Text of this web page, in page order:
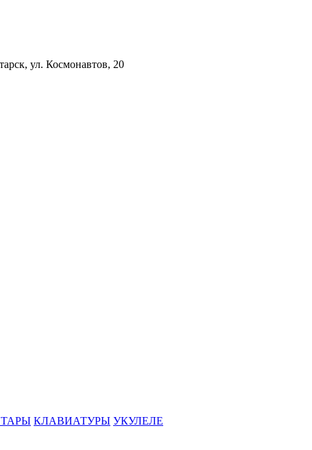
ул. Космонавтов, 20
КЛАВИАТУРЫ УКУЛЕЛЕ